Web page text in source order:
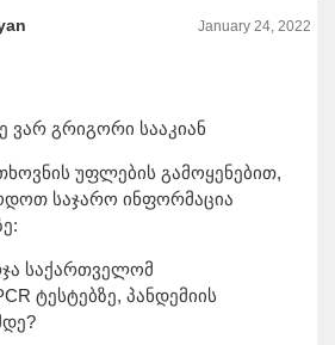
January 24, 2022
ვარ გრიგორი სააკიან
უფლების გამოყენებით,
საჯარო ინფორმაცია
საქართველომ
ტესტებზე, პანდემიის